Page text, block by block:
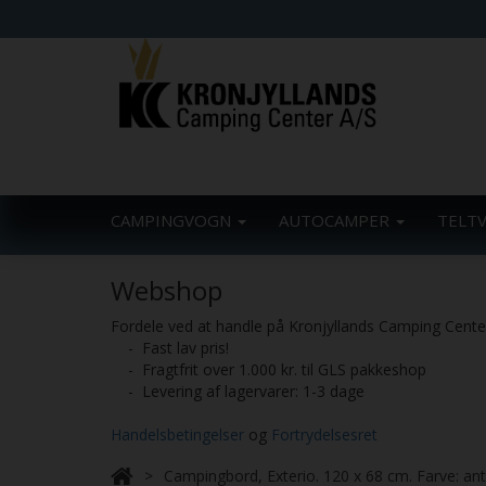
CAMPINGVOGN AUTOCAMPER
Webshop
Fordele ved at handle på Kronjyllands Camping
- Fast lav pris!
- Fragtfrit over 1.000 kr. til GLS pakkeshop
- Levering af lagervarer: 1-3 dage
Handelsbetingelser og Fortrydelsesret
Campingbord, Exterio. 120 x 68 cm. Farve: